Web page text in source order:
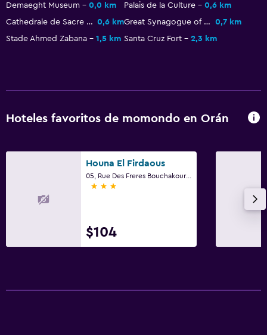
Demaeght Museum 0,0 km Palais de la Culture
0,6 km
Cathedrale de Sacre Coeur 0,6 km Great Synagogue of Oran
0,7 km
Stade Ahmed Zabana
1,5 km Santa Cruz Fort 2,3 km
Hoteles favoritos de momondo en Orán
Houna El Firdaous
05, Rue Des Freres Bouchakour Ibn-Sina, Orán
3 estrellas
$104